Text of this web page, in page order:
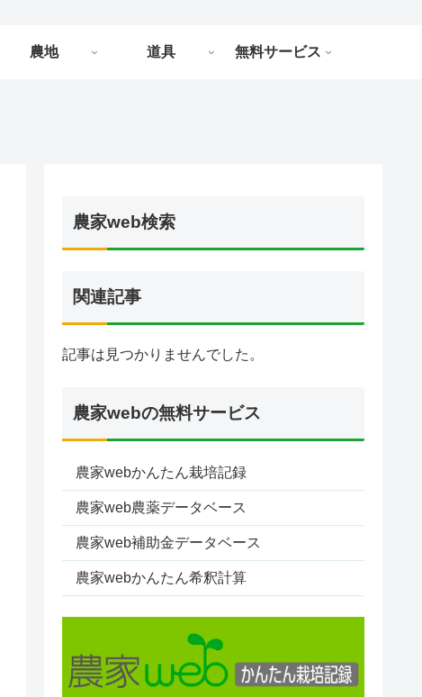
農地 道具 無料サービス
農家web検索
関連記事
記事は見つかりませんでした。
農家webの無料サービス
農家webかんたん栽培記録
農家web農薬データベース
農家web補助金データベース
農家webかんたん希釈計算